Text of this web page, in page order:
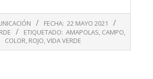
FECHA: 22 MAYO 2021
ETIQUETADO: AMAPOLAS, CAMPO,
COLOR, ROJO,VIDA VERDE